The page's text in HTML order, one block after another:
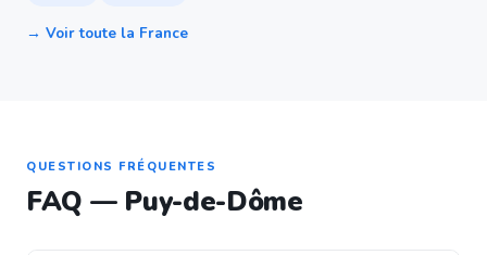
→ Voir toute la France
QUESTIONS FRÉQUENTES
FAQ — Puy-de-Dôme